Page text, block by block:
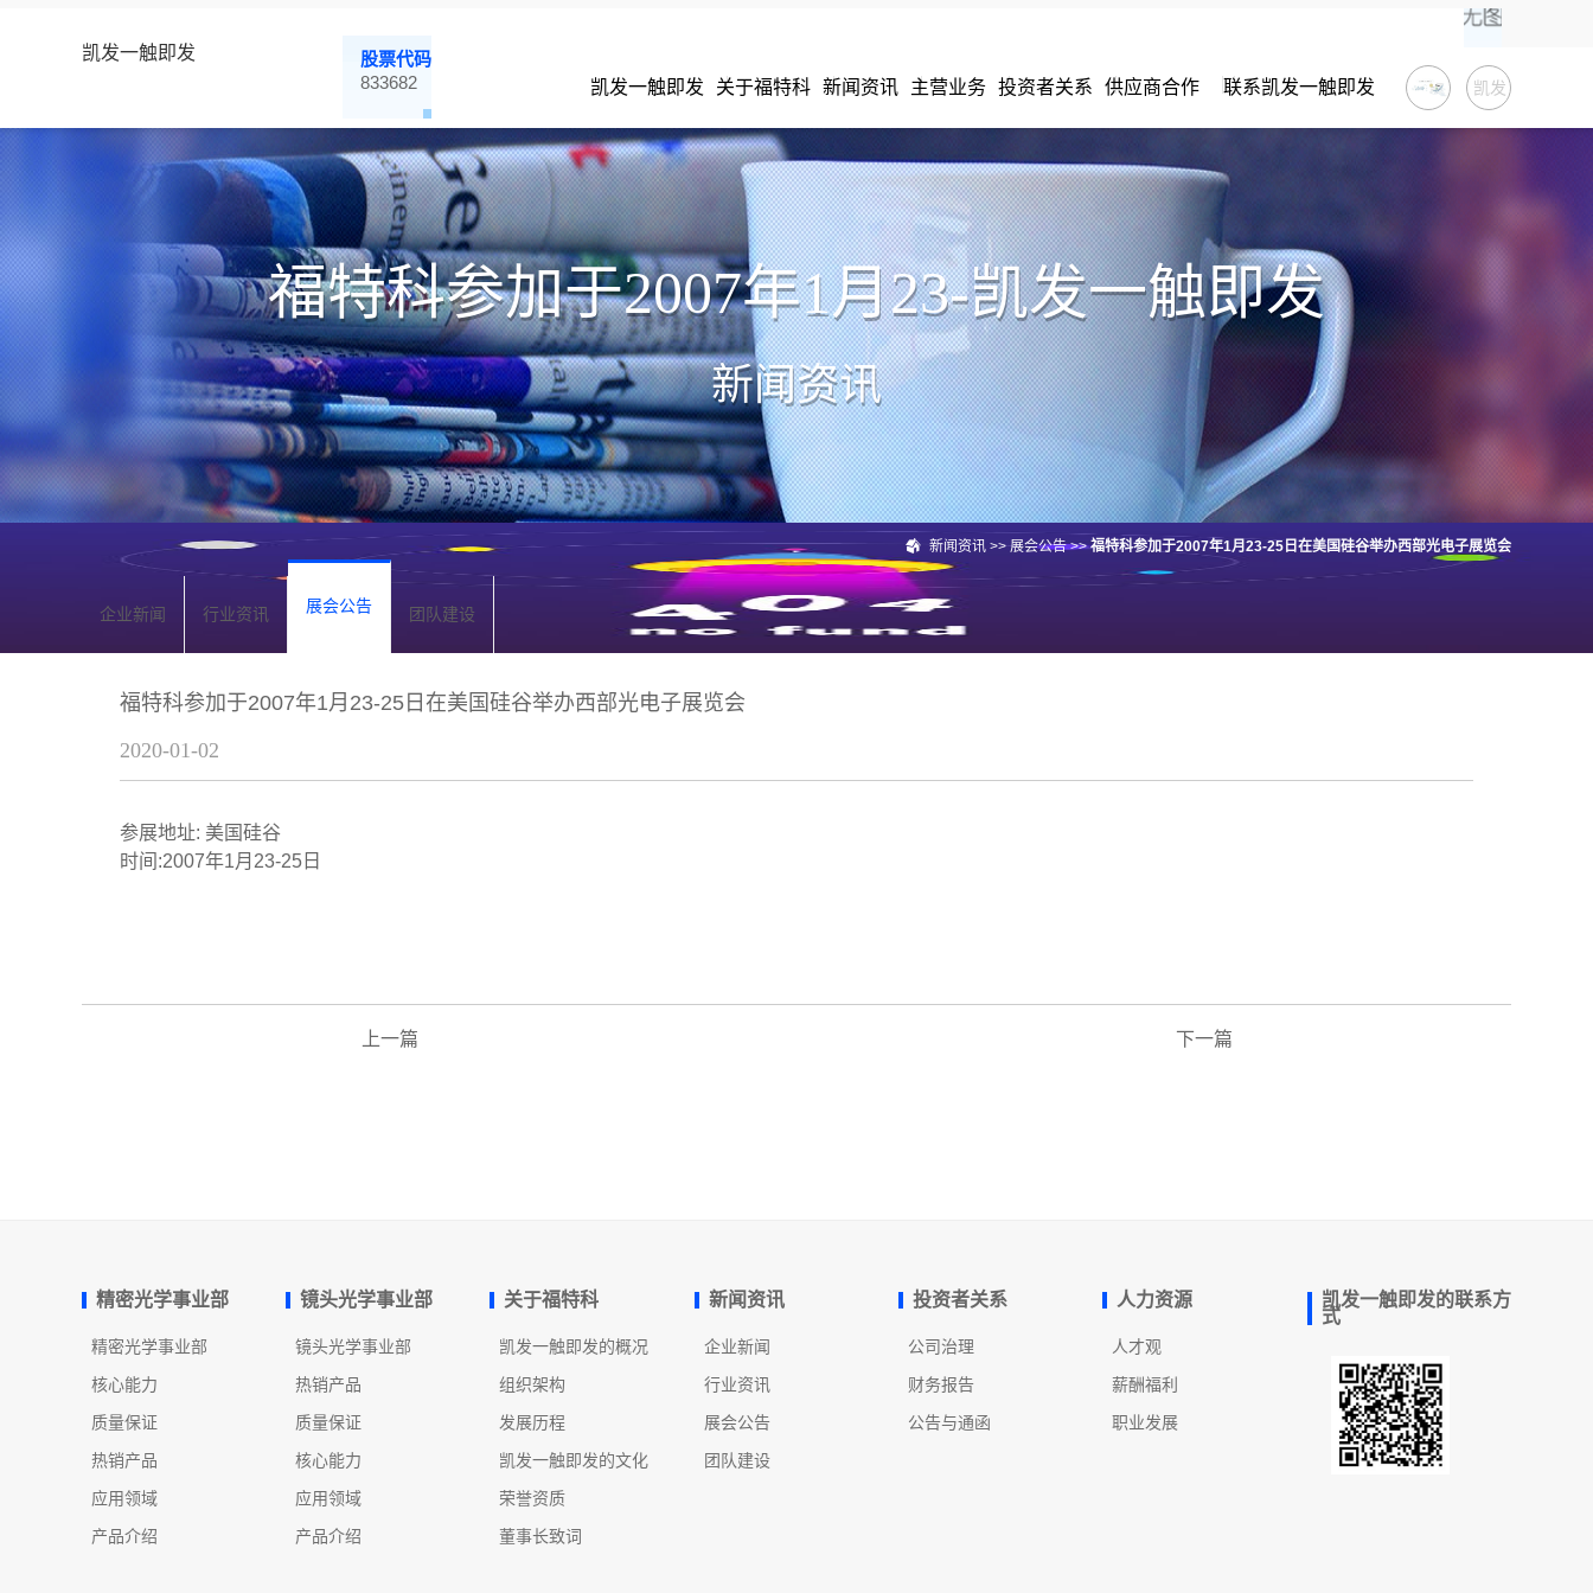
凯发一触即发
股票代码
833682
凯发
一触
凯发一触即发 关于福特科 新闻资讯 主营业务 投资者关系 供应商合作 联系凯发一触即发
福特科参加于2007年1月23-凯发一触即发
新闻资讯
新闻资讯 >>展会公告>>福特科参加于2007年1月23-25日在美国硅谷举办西部光电子展览会
企业新闻 行业资讯 展会公告 团队建设
福特科参加于2007年1月23-25日在美国硅谷举办西部光电子展览会
2020-01-02
参展地址: 美国硅谷
时间:2007年1月23-25日
下一篇
上一篇
精密光学事业部
精密光学事业部
核心能力
质量保证
热销产品
应用领域
产品介绍
镜头光学事业部
镜头光学事业部
热销产品
质量保证
核心能力
应用领域
产品介绍
关于福特科
凯发一触即发的概况
组织架构
发展历程
凯发一触即发的文化
荣誉资质
董事长致词
新闻资讯
企业新闻
行业资讯
展会公告
团队建设
投资者关系
公司治理
财务报告
公告与通函
人力资源
人才观
薪酬福利
职业发展
凯发一触即发的联系方
式